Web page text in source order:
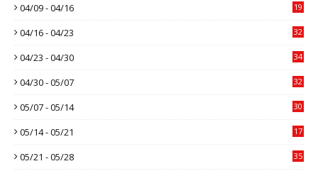
04/09 - 04/16 19
04/16 - 04/23 32
04/23 - 04/30 34
04/30 - 05/07 32
05/07 - 05/14 30
05/14 - 05/21 17
05/21 - 05/28 35